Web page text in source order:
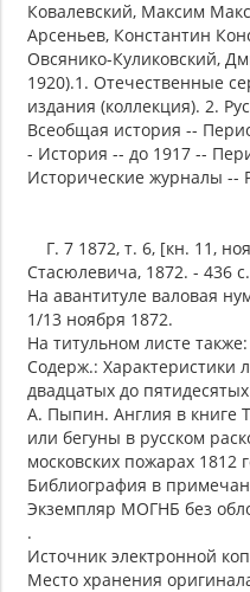
Ковалевский, Максим
Арсеньев, Константин
Овсянико-Куликовский,
1920).1. Отечественные
издания (коллекция). 2.
Всеобщая история --
- История -- до 1917 --
Исторические журналы --
Г. 7 1872, т. 6, [кн. 11,
Стасюлевича, 1872. - 436
На авантитуле валовая
1/13 ноября 1872.
На титульном листе
Содерж.: Характеристики
двадцатых до
А. Пыпин. Англия в книге
или бегуны в русском
московских пожарах 1812
Библиография в
Экземпляр МОГНБ без
.
Источник электронной
Место хранения